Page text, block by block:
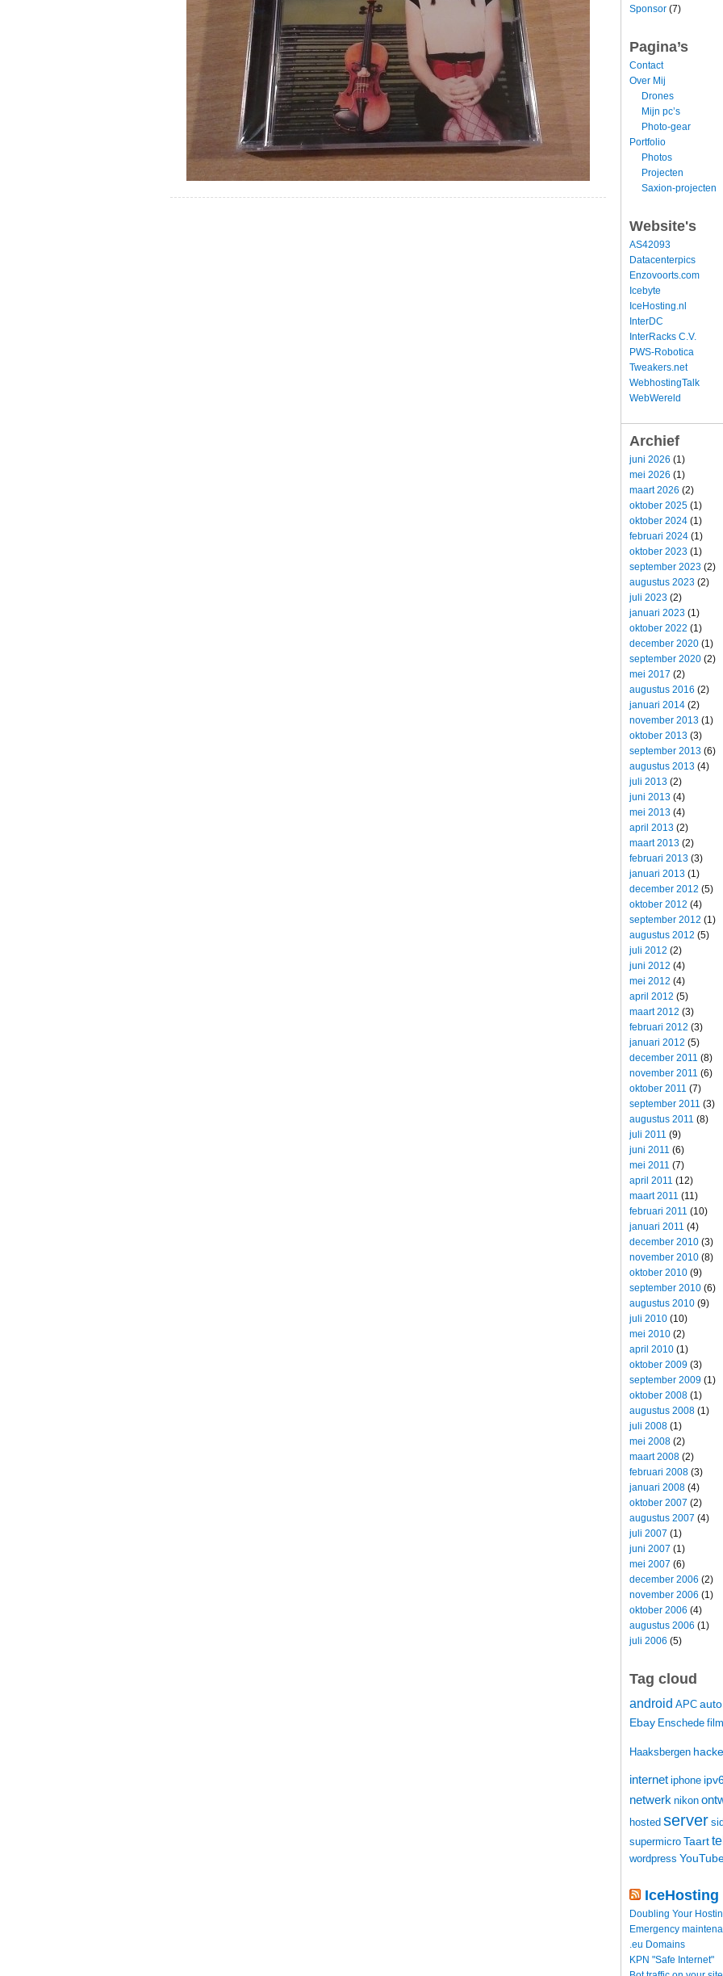
Sponsor (7)
Pagina’s
Contact
Over Mij
Drones
Mijn pc’s
Photo-gear
Portfolio
Photos
Projecten
Saxion-projecten
Website's
AS42093
Datacenterpics
Enzovoorts.com
Icebyte
IceHosting.nl
InterDC
InterRacks C.V.
PWS-Robotica
Tweakers.net
WebhostingTalk
WebWereld
Archief
juni 2026 (1)
mei 2026 (1)
maart 2026 (2)
oktober 2025 (1)
oktober 2024 (1)
februari 2024 (1)
oktober 2023 (1)
september 2023 (2)
augustus 2023 (2)
juli 2023 (2)
januari 2023 (1)
oktober 2022 (1)
december 2020 (1)
september 2020 (2)
mei 2017 (2)
augustus 2016 (2)
januari 2014 (2)
november 2013 (1)
oktober 2013 (3)
september 2013 (6)
augustus 2013 (4)
juli 2013 (2)
juni 2013 (4)
mei 2013 (4)
april 2013 (2)
maart 2013 (2)
februari 2013 (3)
januari 2013 (1)
december 2012 (5)
oktober 2012 (4)
september 2012 (1)
augustus 2012 (5)
juli 2012 (2)
juni 2012 (4)
mei 2012 (4)
april 2012 (5)
maart 2012 (3)
februari 2012 (3)
januari 2012 (5)
december 2011 (8)
november 2011 (6)
oktober 2011 (7)
september 2011 (3)
augustus 2011 (8)
juli 2011 (9)
juni 2011 (6)
mei 2011 (7)
april 2011 (12)
maart 2011 (11)
februari 2011 (10)
januari 2011 (4)
december 2010 (3)
november 2010 (8)
oktober 2010 (9)
september 2010 (6)
augustus 2010 (9)
juli 2010 (10)
mei 2010 (2)
april 2010 (1)
oktober 2009 (3)
september 2009 (1)
oktober 2008 (1)
augustus 2008 (1)
juli 2008 (1)
mei 2008 (2)
maart 2008 (2)
februari 2008 (3)
januari 2008 (4)
oktober 2007 (2)
augustus 2007 (4)
juli 2007 (1)
juni 2007 (1)
mei 2007 (6)
december 2006 (2)
november 2006 (1)
oktober 2006 (4)
augustus 2006 (1)
juli 2006 (5)
Tag cloud
android APC auto
Ebay Enschede film
Haaksbergen
internet iphone
netwerk nikon
hosted server
supermicro Taart
wordpress
IceHosting
Doubling Your
Emergency
.eu Domains
KPN "Safe Internet"